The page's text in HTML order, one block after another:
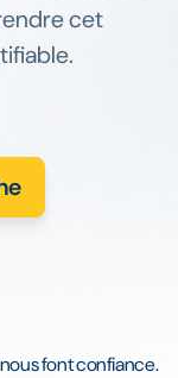
cet
font confiance.